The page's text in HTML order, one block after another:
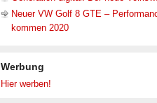
Neuer VW Golf 8 GTE –
kommen 2020
Werbung
Hier werben!